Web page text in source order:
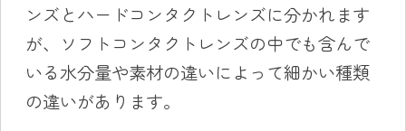
ンズとハードコンタクトレンズに分かれます
が、ソフトコンタクトレンズの中でも含んで
いる水分量や素材の違いによって細かい種類
の違いがあります。